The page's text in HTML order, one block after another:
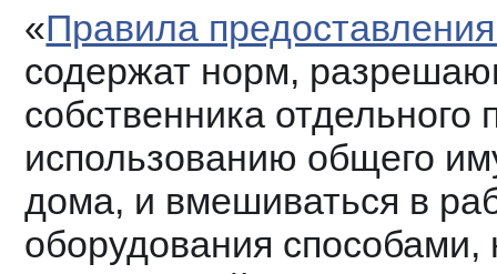
«Правила
содержат норм,
собственника
использованию общего
дома, и вмешиваться в
оборудования